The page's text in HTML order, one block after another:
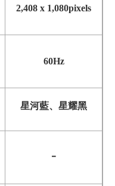
2,408 x 1,080pixels
60Hz
星河藍、 星耀黑
-